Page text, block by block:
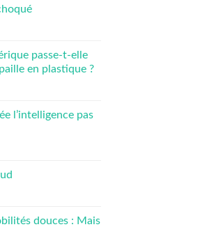
passe-t-elle
en plastique ?
l’intelligence pas
douces : Mais